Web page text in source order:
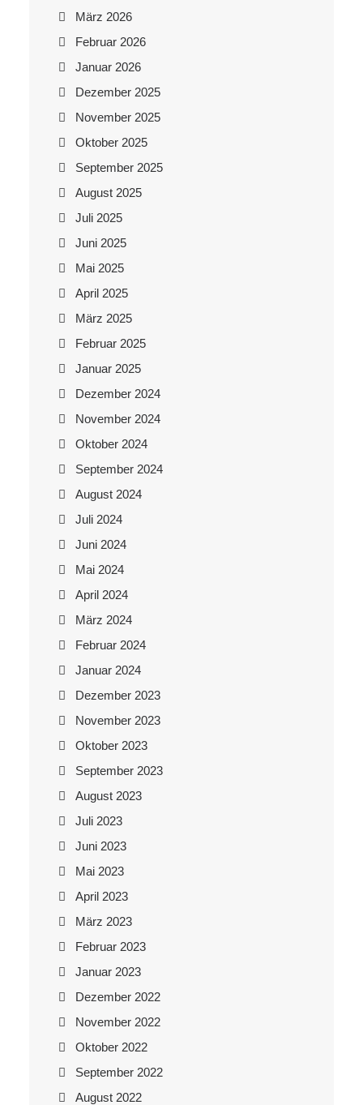
März 2026
Februar 2026
Januar 2026
Dezember 2025
November 2025
Oktober 2025
September 2025
August 2025
Juli 2025
Juni 2025
Mai 2025
April 2025
März 2025
Februar 2025
Januar 2025
Dezember 2024
November 2024
Oktober 2024
September 2024
August 2024
Juli 2024
Juni 2024
Mai 2024
April 2024
März 2024
Februar 2024
Januar 2024
Dezember 2023
November 2023
Oktober 2023
September 2023
August 2023
Juli 2023
Juni 2023
Mai 2023
April 2023
März 2023
Februar 2023
Januar 2023
Dezember 2022
November 2022
Oktober 2022
September 2022
August 2022